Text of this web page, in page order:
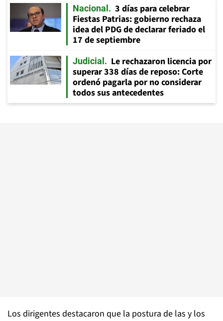
Nacional
3 días para celebrar
Fiestas Patrias: gobierno rechaza
idea del PDG de declarar feriado el
17 de septiembre
Judicial
Le rechazaron licencia por
superar 338 días de reposo: Corte
ordenó pagarla por no considerar
todos sus antecedentes
Los dirigentes destacaron que la postura de las y los